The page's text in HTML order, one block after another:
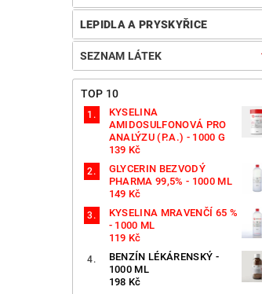
LEPIDLA A PRYSKYŘICE
SEZNAM LÁTEK
TOP 10
KYSELINA
AMIDOSULFONOVÁ PRO
ANALÝZU (P.A.) - 1000 G
139 Kč
GLYCERIN BEZVODÝ
PHARMA 99,5% - 1000 ML
149 Kč
KYSELINA MRAVENČÍ 65 %
- 1000 ML
119 Kč
BENZÍN LÉKÁRENSKÝ -
1000 ML
198 Kč